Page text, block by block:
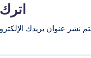
نشر عنوان بريدك